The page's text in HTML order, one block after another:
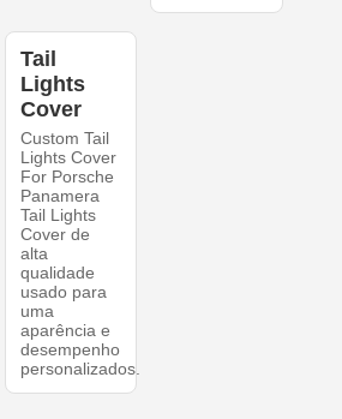
Tail
Lights
Cover
Custom Tail
Lights Cover
For Porsche
Panamera
Tail Lights
Cover de
alta
qualidade
usado para
uma
aparência e
desempenho
personalizados.